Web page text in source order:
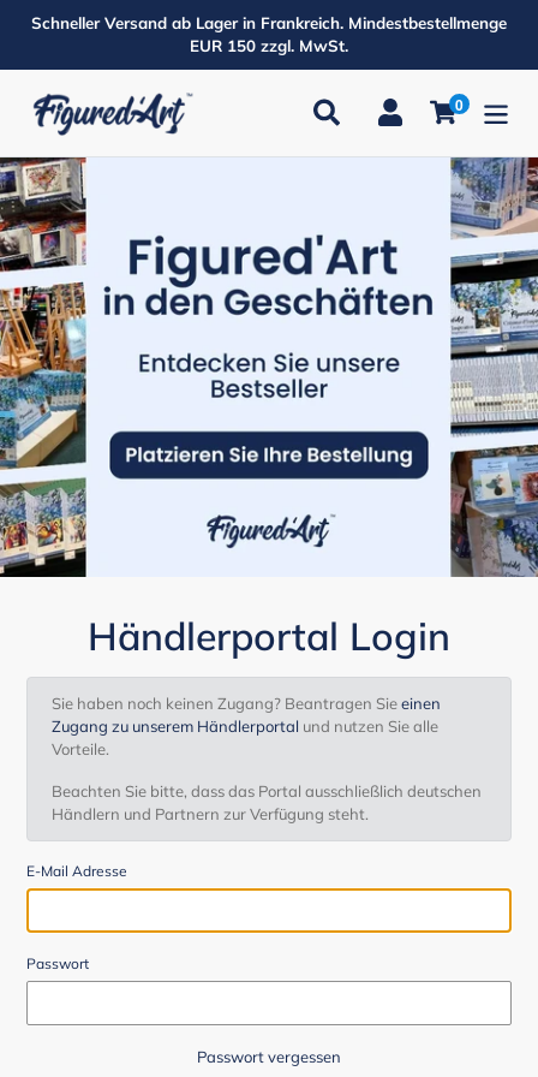
Schneller Versand ab Lager in Frankreich. Mindestbestellmenge
EUR 150 zzgl. MwSt.
Suchen Einloggen
0Produkte
Händlerportal Login
Sie haben noch keinen Zugang? Beantragen Sieeinen
Zugang zu unserem Händlerportal und nutzen Sie alle
Vorteile.
Beachten Sie bitte, dass das Portal ausschließlich deutschen
Händlern und Partnern zur Verfügung steht.
E-Mail Adresse
Passwort
Passwort vergessen